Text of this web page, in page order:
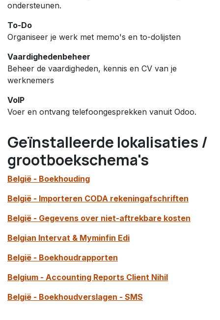
ondersteunen.
To-Do
Organiseer je werk met memo's en to-dolijsten
Vaardighedenbeheer
Beheer de vaardigheden, kennis en CV van je
werknemers
VoIP
Voer en ontvang telefoongesprekken vanuit Odoo.
Geïnstalleerde lokalisaties /
grootboekschema's
België - Boekhouding
België - Importeren CODA rekeningafschriften
België - Gegevens over niet-aftrekbare kosten
Belgian Intervat & Myminfin Edi
België - Boekhoudrapporten
Belgium - Accounting Reports Client Nihil
België - Boekhoudverslagen - SMS